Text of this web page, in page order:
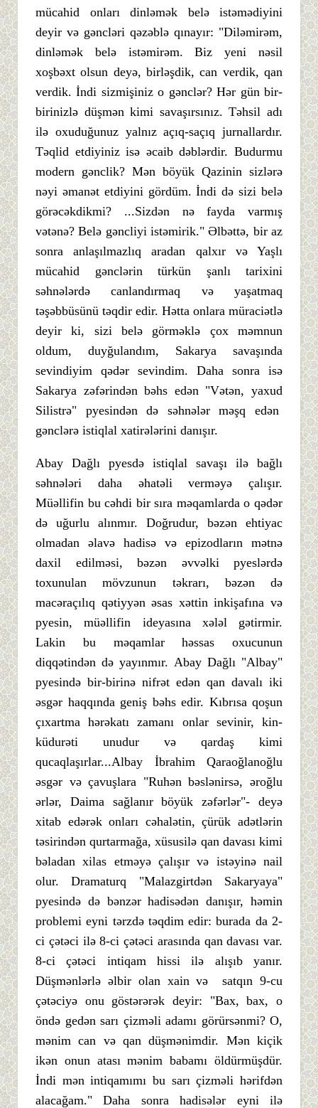
mücahid onları dinləmək belə istəmədiyini
deyir və gəncləri qəzəblə qınayır: "Diləmirəm,
dinləmək belə istəmirəm. Biz yeni nəsil
xoşbəxt olsun deyə, birləşdik, can verdik, qan
verdik. İndi sizmişiniz o gənclər? Hər gün bir-
birinizlə düşmən kimi savaşırsınız. Təhsil adı
ilə oxuduğunuz yalnız açıq-saçıq jurnallardır.
Təqlid etdiyiniz isə əcaib dəblərdir. Budurmu
modern gənclik? Mən böyük Qazinin sizlərə
nəyi əmanət etdiyini gördüm. İndi də sizi belə
görəcəkdikmi? ...Sizdən nə fayda varmış
vətənə? Belə gəncliyi istəmirik." Əlbəttə, bir az
sonra anlaşılmazlıq aradan qalxır və Yaşlı
mücahid gənclərin türkün şanlı tarixini
səhnələrdə canlandırmaq və yaşatmaq
təşəbbüsünü təqdir edir. Hətta onlara müraciətlə
deyir ki, sizi belə görməklə çox məmnun
oldum, duyğulandım, Sakarya savaşında
sevindiyim qədər sevindim. Daha sonra isə
Sakarya zəfərindən bəhs edən "Vətən, yaxud
Silistrə" pyesindən də səhnələr məşq edən
gənclərə istiqlal xatirələrini danışır.
Abay Dağlı pyesdə istiqlal savaşı ilə bağlı
səhnələri daha əhatəli verməyə çalışır.
Müəllifin bu cəhdi bir sıra məqamlarda o qədər
də uğurlu alınmır. Doğrudur, bəzən ehtiyac
olmadan əlavə hadisə və epizodların mətnə
daxil edilməsi, bəzən əvvəlki pyeslərdə
toxunulan mövzunun təkrarı, bəzən də
macəraçılıq qətiyyən əsas xəttin inkişafına və
pyesin, müəllifin ideyasına xələl gətirmir.
Lakin bu məqamlar həssas oxucunun
diqqətindən də yayınmır. Abay Dağlı "Albay"
pyesində bir-birinə nifrət edən qan davalı iki
əsgər haqqında geniş bəhs edir. Kıbrısa qoşun
çıxartma hərəkatı zamanı onlar sevinir, kin-
küdurəti unudur və qardaş kimi
qucaqlaşırlar...Albay İbrahim Qaraoğlanoğlu
əsgər və çavuşlara "Ruhən bəslənirsə, əroğlu
ərlər, Daima sağlanır böyük zəfərlər"- deyə
xitab edərək onları cəhalətin, çürük adətlərin
təsirindən qurtarmağa, xüsusilə qan davası kimi
bəladan xilas etməyə çalışır və istəyinə nail
olur. Dramaturq "Malazgirtdən Sakaryaya"
pyesində də bənzər hadisədən danışır, həmin
problemi eyni tərzdə təqdim edir: burada da 2-
ci çətəci ilə 8-ci çətəci arasında qan davası var.
8-ci çətəci intiqam hissi ilə alışıb yanır.
Düşmənlərlə əlbir olan xain və satqın 9-cu
çətəciyə onu göstərərək deyir: "Bax, bax, o
öndə gedən sarı çizməli adamı görürsənmi? O,
mənim can və qan düşmənimdir. Mən kiçik
ikən onun atası mənim babamı öldürmüşdür.
İndi mən intiqamımı bu sarı çizməli hərifdən
alacağam." Daha sonra hadisələr eyni ilə